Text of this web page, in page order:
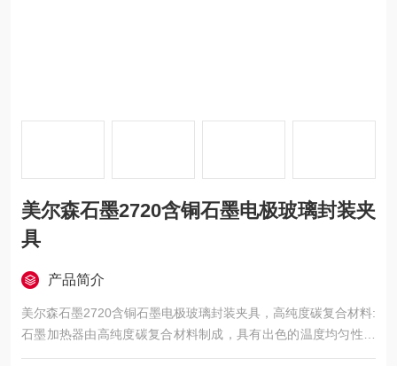
美尔森石墨2720含铜石墨电极玻璃封装夹
具
产品简介
美尔森石墨2720含铜石墨电极玻璃封装夹具，高纯度碳复合材料:
石墨加热器由高纯度碳复合材料制成，具有出色的温度均匀性，
使用寿命，机械强度和可重复性。